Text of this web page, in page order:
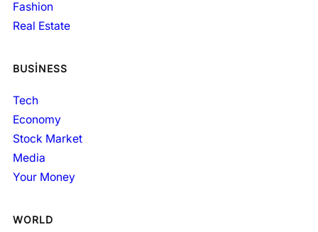
Fashion
Real Estate
BUSINESS
Tech
Economy
Stock Market
Media
Your Money
WORLD